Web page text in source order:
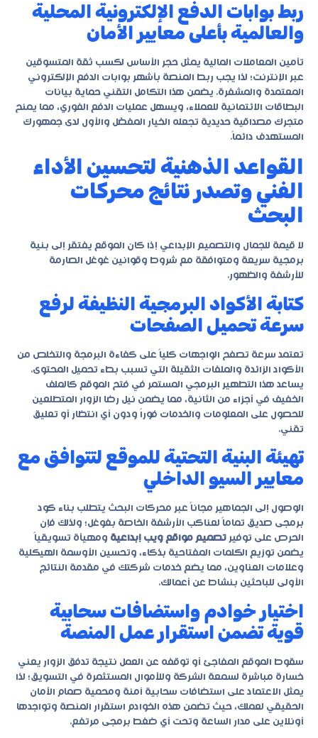
ربط بوابات الدفع الإلكترونية المحلية
والعالمية بأعلى معايير الأمان
تأمين المعاملات المالية يمثل حجر الأساس لكسب ثقة المتسوقين
عبر الإنترنت؛ لذا يجب ربط المنصة بأشهر بوابات الدفع الإلكتروني
المعتمدة والمشفرة. يضمن هذا التكامل التقني حماية بيانات
البطاقات الائتمانية للعملاء، ويسهل عمليات الدفع الفوري، مما يمنح
متجرك مصداقية حديدية تجعله الخيار المفضّل والأول لدى جمهورك
المستهدف دائماً.
القواعد الذهنية لتحسين الأداء
الفني وتصدر نتائج محركات
البحث
لا قيمة للجمال والتصميم الإبداعي إذا كان الموقع يفتقر إلى بنية
برمجية سريعة ومتوافقة مع شروط وقوانين غوغل الصارمة
للأرشفة والظهور.
كتابة الأكواد البرمجية النظيفة لرفع
سرعة تحميل الصفحات
تعتمد سرعة تصفح الواجهات كلياً على كفاءة البرمجة والتخلص من
الأكواد الزائدة والملفات الثقيلة التي تسبب بطء تحميل المحتوى.
يساعد هذا التطهير البرمجي المستمر في فتح الموقع كالملف
الخفيف في أجزاء من الثانية، مما يضمن نيل رضا الزوار المتطلعين
للحصول على المعلومات والخدمات فوراً ودون أي انتظار أو تعليق
تقني.
تهيئة البنية التحتية للموقع لتتوافق مع
معايير السيو الداخلي
الوصول إلى الجماهير مجاناً عبر محركات البحث يتطلب بناء كود
برمجى صديق تماماً لعناكب الأرشفة الخاصة بغوغل؛ ولذلك فإن
الحرص على توفير تصميم مواقع ويب إبداعية ومهيأة تسويقياً
يضمن توزيع الكلمات المفتاحية بذكاء، وتحسين الأوسمة الهيكلية
وعلامات العناوين، مما يضع خدمات شركتك في مقدمة النتائج
الأولى للباحثين بنشاط عن أعمالك.
اختيار خوادم واستضافات سحابية
قوية تضمن استقرار عمل المنصة
سقوط الموقع المفاجئ أو توقفه عن العمل نتيجة تدفق الزوار يعني
خسارة مباشرة لسمعة الشركة وللأموال المستثمرة في التسويق؛ لذا
يمثل الاعتماد على استضافات سحابية آمنة ومحمية صمام الأمان
الحقيقي لعملك، حيث تضمن هذه الخوادم استقرار المنصة وتواجدها
أونلاين على مدار الساعة وتحت أي ضغط برمجى مرتفع.